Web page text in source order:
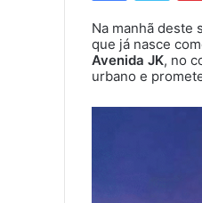
Na manhã deste
que já nasce
Avenida JK, no
urbano e